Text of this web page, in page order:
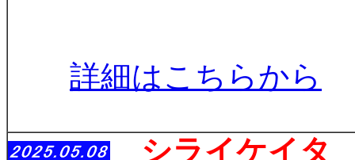
詳細はこちらから
シライケイタ